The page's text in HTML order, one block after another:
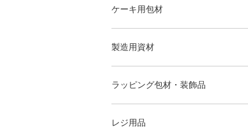
ケーキ用包材
製造用資材
ラッピング包材・装飾品
レジ用品